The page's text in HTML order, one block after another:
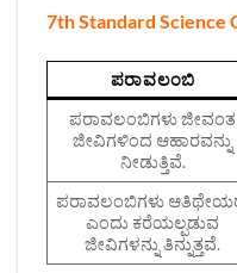
7th Standard Science
ಪರಾವಲಂಬಿ
ಪರಾವಲಂಬಿಗಳು ಜೀವಂತ
ಜೀವಿಗಳಿಂದ ಆಹಾರವನ್ನು
ನೀಡುತ್ತಿವೆ.
ಪರಾವಲಂಬಿಗಳು
ಎಂದು ಕರೆಯಲ್ಪಡುವ
ಜೀವಿಗಳನ್ನು ತಿನ್ನುತ್ತವೆ.